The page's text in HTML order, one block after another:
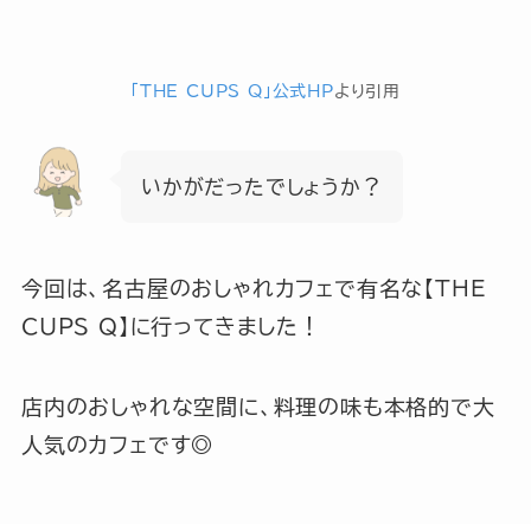
「THE CUPS Q」公式HPより引用
いかがだったでしょうか？
今回は、名古屋のおしゃれカフェで有名な【THE
CUPS Q】に行ってきました！
店内のおしゃれな空間に、料理の味も本格的で大
人気のカフェです◎